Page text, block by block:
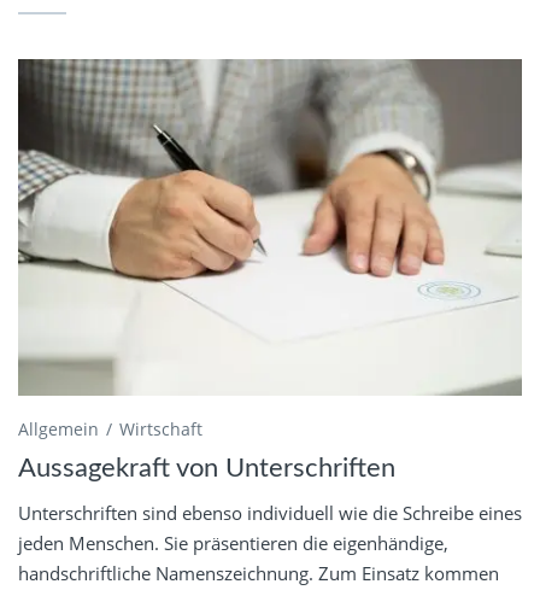
Allgemein Wirtschaft
Aussagekraft von Unterschriften
Unterschriften sind ebenso individuell wie die Schreibe eines
jeden Menschen. Sie präsentieren die eigenhändige,
handschriftliche Namenszeichnung. Zum Einsatz kommen